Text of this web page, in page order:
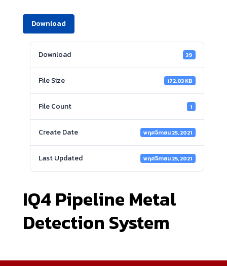
Download
Download 39
File Size 172.03 KB
File Count 1
Create Date พฤศจิกายน 25, 2021
Last Updated พฤศจิกายน 25, 2021
IQ4 Pipeline Metal
Detection System